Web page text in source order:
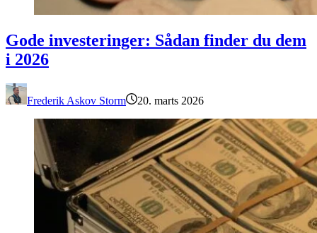
Gode investeringer: Sådan finder du dem
i 2026
Frederik Askov Storm 20. marts 2026